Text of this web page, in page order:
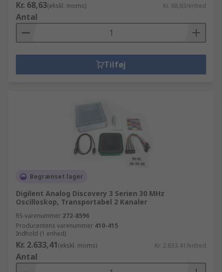
Kr. 68,63(ekskl. moms) Kr. 68,63/enhed
Antal
Tilføj
Begrænset lager
Digilent Analog Discovery 3 Serien 30 MHz
Oscilloskop, Transportabel 2 Kanaler
RS-varenummer 272-8596
Producentens varenummer 410-415
Indhold (1 enhed)
Kr. 2.633,41(ekskl. moms) Kr. 2.633,41/enhed
Antal